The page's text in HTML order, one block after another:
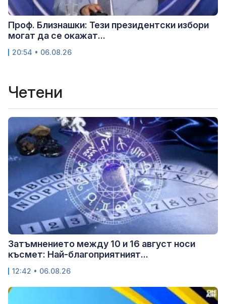
Проф. Близнашки: Тези президентски избори
могат да се окажат...
20:54 • 06.08.26
Четени
Затъмнението между 10 и 16 август носи
късмет: Най-благоприятният...
12:42 • 06.08.26